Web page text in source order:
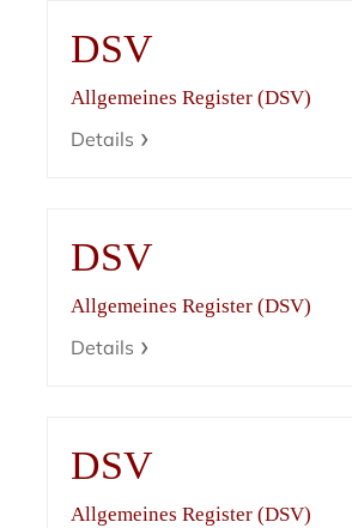
DSV
Allgemeines Register (DSV)
Details
DSV
Allgemeines Register (DSV)
Details
DSV
Allgemeines Register (DSV)